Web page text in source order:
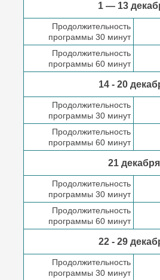
1 — 13
Продолжительность
программы 30 минут
Продолжительность
программы 60 минут
14 - 20
Продолжительность
программы 30 минут
Продолжительность
программы 60 минут
21 декабря
Продолжительность
программы 30 минут
Продолжительность
программы 60 минут
22 - 29
Продолжительность
программы 30 минут